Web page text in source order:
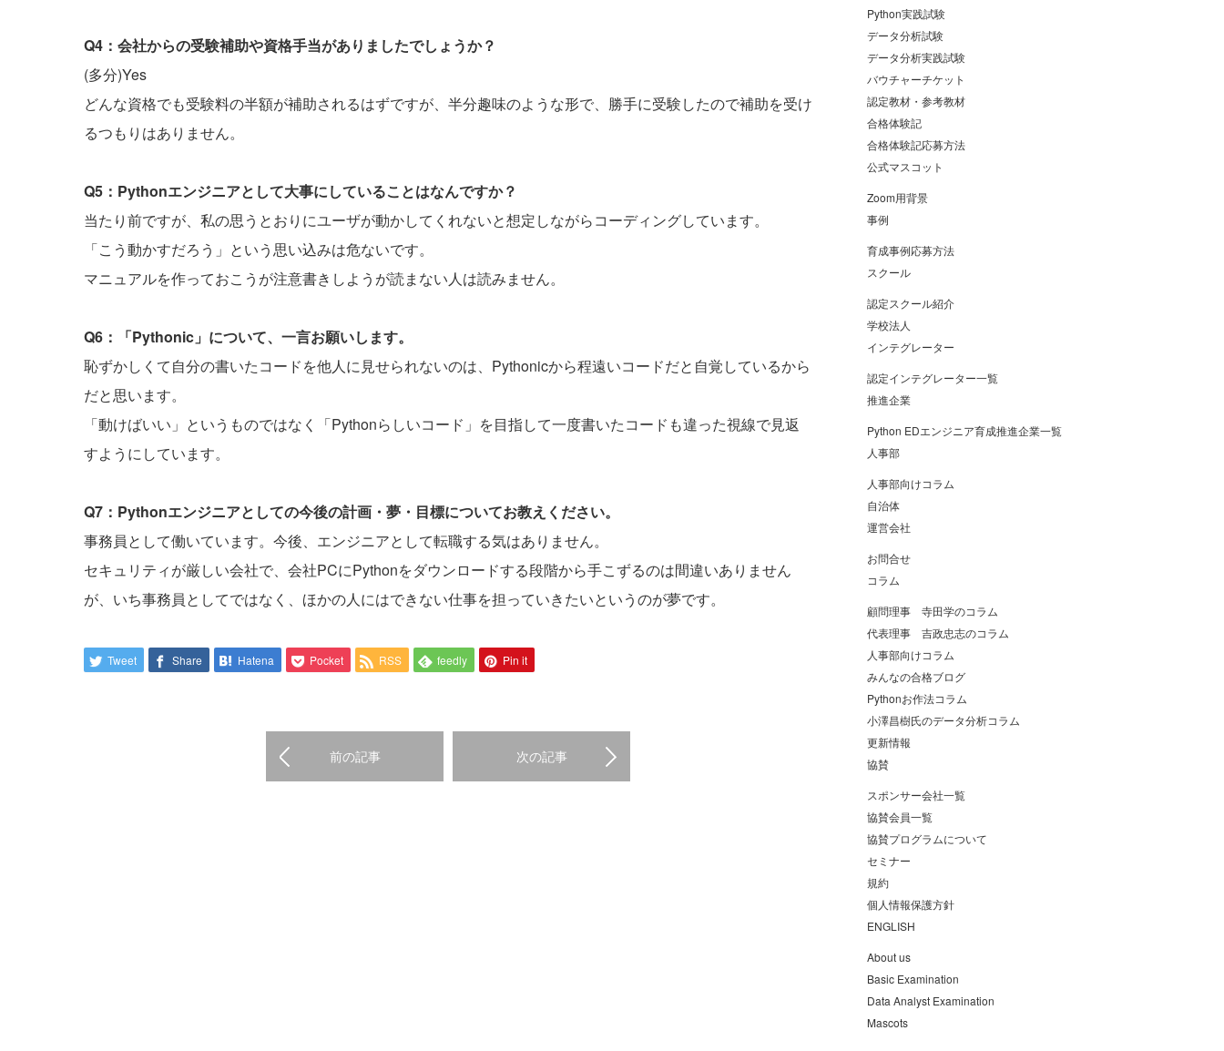
Q4：会社からの受験補助や資格手当がありましたでしょうか？
(多分)Yes
どんな資格でも受験料の半額が補助されるはずですが、半分趣味のような形で、勝手に受験したので補助を受け
るつもりはありません。
Q5：Pythonエンジニアとして大事にしていることはなんですか？
当たり前ですが、私の思うとおりにユーザが動かしてくれないと想定しながらコーディングしています。
「こう動かすだろう」という思い込みは危ないです。
マニュアルを作っておこうが注意書きしようが読まない人は読みません。
Q6：「Pythonic」について、一言お願いします。
恥ずかしくて自分の書いたコードを他人に見せられないのは、Pythonicから程遠いコードだと自覚しているから
だと思います。
「動けばいい」というものではなく「Pythonらしいコード」を目指して一度書いたコードも違った視線で見返
すようにしています。
Q7：Pythonエンジニアとしての今後の計画・夢・目標についてお教えください。
事務員として働いています。今後、エンジニアとして転職する気はありません。
セキュリティが厳しい会社で、会社PCにPythonをダウンロードする段階から手こずるのは間違いありません
が、いち事務員としてではなく、ほかの人にはできない仕事を担っていきたいというのが夢です。
Tweet Share Hatena Pocket RSS feedly Pin it
前の記事 次の記事
Python実践試験
データ分析試験
データ分析実践試験
バウチャーチケット
認定教材・参考教材
合格体験記
合格体験記応募方法
公式マスコット
Zoom用背景
事例
育成事例応募方法
スクール
認定スクール紹介
学校法人
インテグレーター
認定インテグレーター一覧
推進企業
Python EDエンジニア育成推進企業一覧
人事部
人事部向けコラム
自治体
運営会社
お問合せ
コラム
顧問理事 寺田学のコラム
代表理事 吉政忠志のコラム
人事部向けコラム
みんなの合格ブログ
Pythonお作法コラム
小澤昌樹氏のデータ分析コラム
更新情報
協賛
スポンサー会社一覧
協賛会員一覧
協賛プログラムについて
セミナー
規約
個人情報保護方針
ENGLISH
About us
Basic Examination
Data Analyst Examination
Mascots